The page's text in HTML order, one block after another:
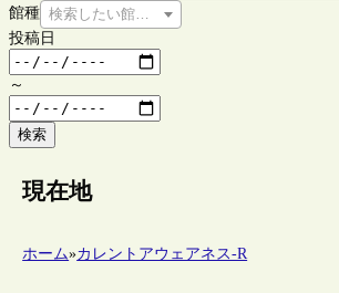
館種 検索したい館種を選択してください
投稿日
～
検索
現在地
ホーム»カレントアウェアネス-R